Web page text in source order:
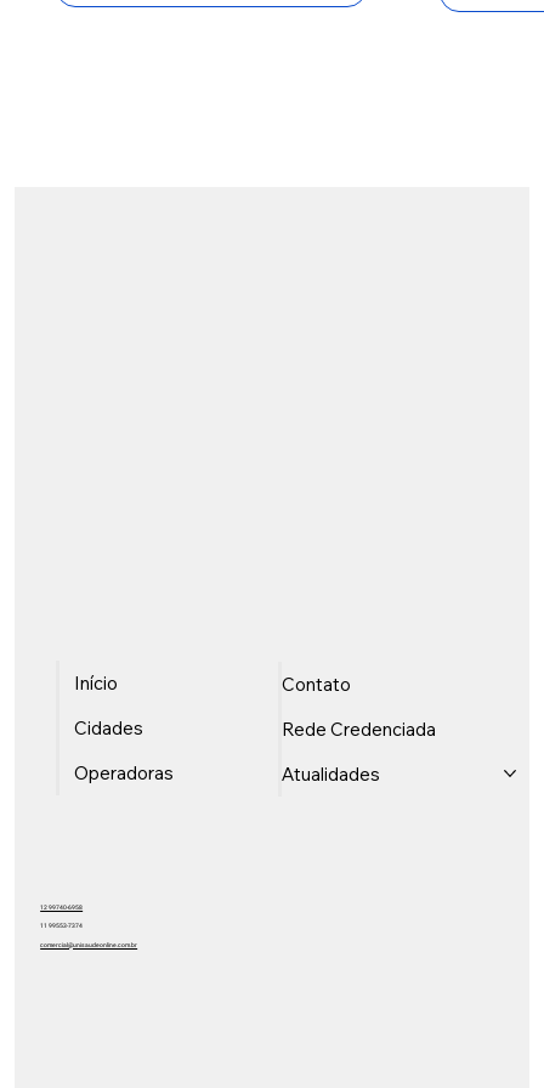
Início
Cidades
Operadoras
Contato
Rede Credenciada
Atualidades
12 99740-6958
11 99553-7374
comercial@unisaudeonline.com.br